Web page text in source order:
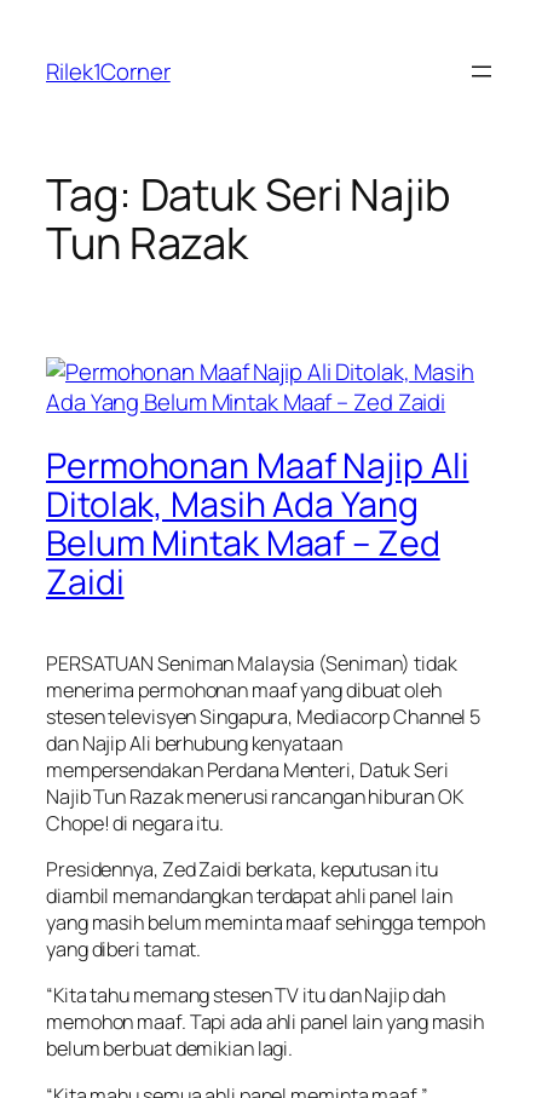
content
Rilek1Corner
Tag: Datuk Seri Najib
Tun Razak
Permohonan Maaf Najip Ali
Ditolak, Masih Ada Yang
Belum Mintak Maaf – Zed
Zaidi
PERSATUAN Seniman Malaysia (Seniman) tidak
menerima permohonan maaf yang dibuat oleh
stesen televisyen Singapura, Mediacorp Channel 5
dan Najip Ali berhubung kenyataan
mempersendakan Perdana Menteri, Datuk Seri
Najib Tun Razak menerusi rancangan hiburan OK
Chope! di negara itu.
Presidennya, Zed Zaidi berkata, keputusan itu
diambil memandangkan terdapat ahli panel lain
yang masih belum meminta maaf sehingga tempoh
yang diberi tamat.
“Kita tahu memang stesen TV itu dan Najip dah
memohon maaf. Tapi ada ahli panel lain yang masih
belum berbuat demikian lagi.